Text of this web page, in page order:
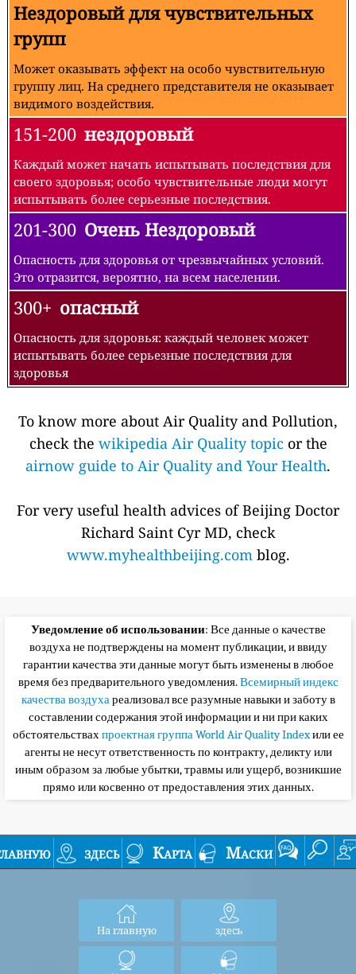
Нездоровый для чувствительных
групп
Может оказывать эффект на особо чувствительную
группу лиц. На среднего представителя не оказывает
видимого воздействия.
151-200 нездоровый
Каждый может начать испытывать последствия для
своего здоровья; особо чувствительные люди могут
испытывать более серьезные последствия.
201-300 Очень Нездоровый
Опасность для здоровья от чрезвычайных условий.
Это отразится, вероятно, на всем населении.
300+ опасный
Опасность для здоровья: каждый человек может
испытывать более серьезные последствия для
здоровья
To know more about Air Quality and Pollution,
check the wikipedia Air Quality topic or the
airnow guide to Air Quality and Your Health.
For very useful health advices of Beijing Doctor
Richard Saint Cyr MD, check
www.myhealthbeijing.com blog.
Уведомление об использовании: Все данные о качестве
воздуха не подтверждены на момент публикации, и ввиду
гарантии качества эти данные могут быть изменены в любое
время без предварительного уведомления.Всемирный индекс
качества воздухареализовал все разумные навыки и заботу в
составлении содержания этой информации и ни при каких
обстоятельствахпроектная группа World Air Quality Indexили ее
агенты не несут ответственность по контракту, деликту или
иным образом за любые убытки, травмы или ущерб, возникшие
прямо или косвенно от предоставления этих данных.
здесь Карта Маски
На главную здесь